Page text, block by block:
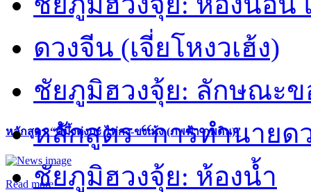
หลักสูตร “คี้มึ้งตุ่งกะ ไท่กง-ขงเม้ง (ภพฟ้า ภพดิน)”
Read more
ดวงจีน (เจี่ยโหงวเฮ้ง)
ชัยภูมิฮวงจุ้ย: ลักษณะ
หลักสูตร “การทำนายด
ชัยภูมิฮวงจุ้ย: ห้องน้ำ